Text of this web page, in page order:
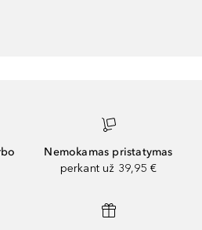
Nemokamas pristatymas
perkant už 39,95 €